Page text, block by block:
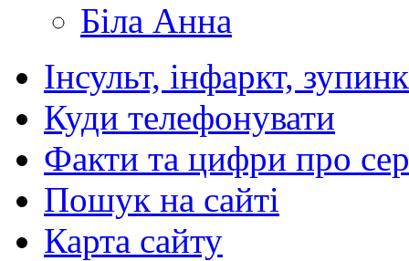
Біла Анна
Інсульт, інфаркт,
Куди телефонувати
Факти та цифри про
Пошук на сайті
Карта сайту